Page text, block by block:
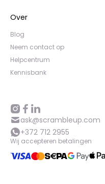
Over
Blog
Neem contact op
Helpcentrum
Kennisbank
ask@scrambleup.com
+372 712 2955
Wij accepteren betalingen